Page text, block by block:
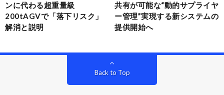
ンに代わる超重量級
200tAGVで「落下リスク」
解消と説明
共有が可能な“動的サプライヤ
ー管理”実現する新システムの
提供開始へ
Back to Top